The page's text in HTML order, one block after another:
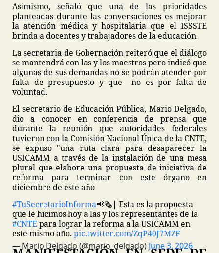
Asimismo, señaló que una de las prioridades
planteadas durante las conversaciones es mejorar
la atención médica y hospitalaria que el ISSSTE
brinda a docentes y trabajadores de la educación.
La secretaria de Gobernación reiteró que el diálogo
se mantendrá con las y los maestros pero indicó que
algunas de sus demandas no se podrán atender por
falta de presupuesto y que no es por falta de
voluntad.
El secretario de Educación Pública, Mario Delgado,
dio a conocer en conferencia de prensa que
durante la reunión que autoridades federales
tuvieron con la Comisión Nacional Única de la CNTE,
se expuso "una ruta clara para desaparecer la
USICAMM a través de la instalación de una mesa
plural que elabore una propuesta de iniciativa de
reforma para terminar con este órgano en
diciembre de este año
#TuSecretarioInforma📢🗞| Esta es la propuesta
que le hicimos hoy a las y los representantes de la
#CNTEpara lograr la reforma a la USICAMM en
este mismo año. pic.twitter.com/ZqP40J7MZF
— Mario Delgado (@mario_delgado) June 3, 2026